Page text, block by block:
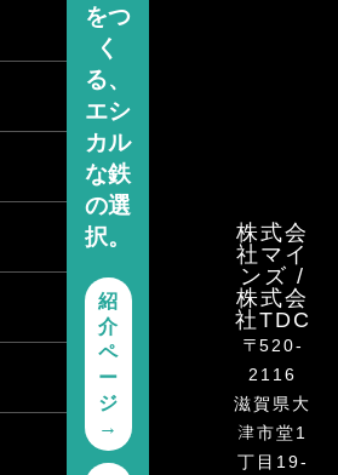
株式会
社マイ
ンズ /
株式会
社TDC
〒520-
2116
滋賀県大
津市堂1
丁目19-
をつ
く
る、
エシ
カル
な鉄
の選
択。
紹
介
ペ
ー
ジ
→